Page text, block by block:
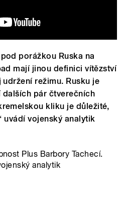
porážkou Ruska na
mají jinou definici vítězství
udržení režimu. Rusku je
pár čtverečních
kliku je důležité,
uvádí vojenský analytik
Plus Barbory Tachecí.
analytik